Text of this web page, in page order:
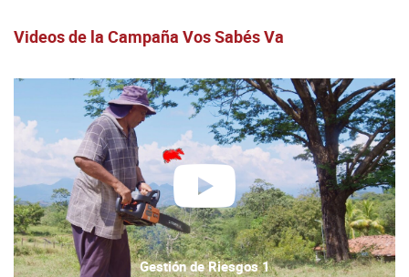
Videos de la Campaña Vos Sabés Va
Play
Video
Gestión de Riesgos 1